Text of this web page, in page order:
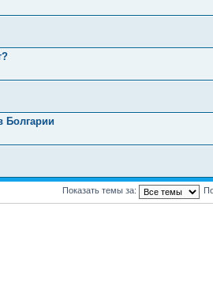
Болгарии
Показать темы за: